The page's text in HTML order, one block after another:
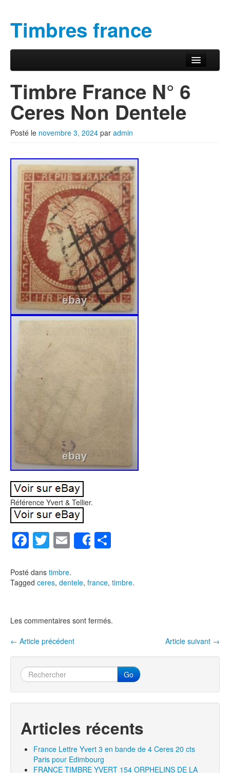
Timbres france
Menu principal
Timbre France N° 6
Ceres Non Dentele
Posté le novembre 3, 2024 par admin
Référence Yvert & Tellier.
F
c
e
o
o
k
T
tt
er
E
m
ail
Share
ta
g
Posté dans timbre.
Tagged ceres, dentele, france, timbre.
Les commentaires sont fermés.
Navigation entre les articles
Article suivant →
← Article précédent
Go
Articles récents
France Lettre Yvert 3 en bande de 4 Ceres 20 cts
Paris pour Edimbourg
FRANCE TIMBRE YVERT 154 ORPHELINS DE LA